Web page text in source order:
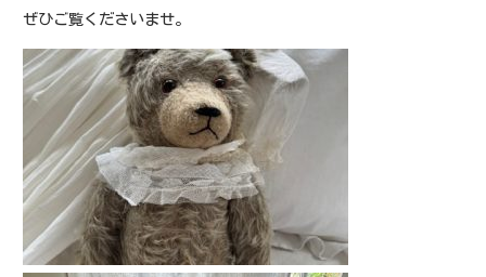
ぜひご覧くださいませ。